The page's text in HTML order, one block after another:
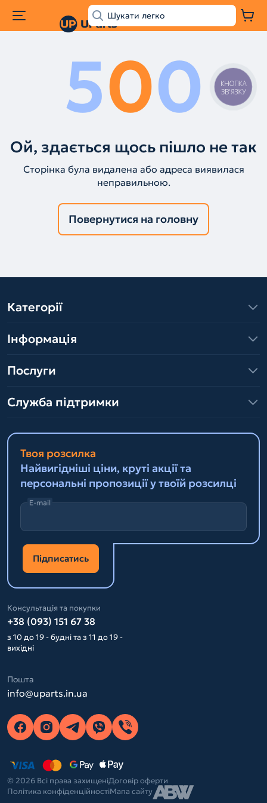
500
Ой, здається щось пішло не так
Сторінка була видалена або адреса виявилася
неправильною.
Повернутися на головну
Категорії
Інформація
Послуги
Служба підтримки
Твоя розсилка
Найвигідніші ціни, круті акції та
персональні пропозиції у твоїй розсилці
E-mail
Підписатись
Консультація та покупки
+38 (093) 151 67 38
з 10 до 19 - будні та з 11 до 19 -
вихідні
Пошта
info@uparts.in.ua
© 2026 Всі права захищеніДоговір оферти
Політика конфіденційностіМапа сайту
КНОПКА
ЗВ'ЯЗКУ